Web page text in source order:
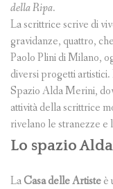
della Ripa.
La scrittrice scrive di
gravidanze, quattro,
Paolo Plini di Milano,
diversi progetti
Spazio Alda Merini,
attività della scrittrice
rivelano le stranezze e
Lo spazio
LaCasa delle Artisteè